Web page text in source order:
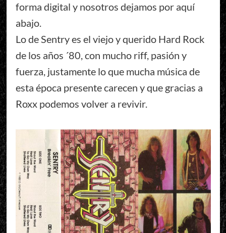
forma digital y nosotros dejamos por aquí
abajo.
Lo de Sentry es el viejo y querido Hard Rock
de los años ´80, con mucho riff, pasión y
fuerza, justamente lo que mucha música de
esta época presente carecen y que gracias a
Roxx podemos volver a revivir.